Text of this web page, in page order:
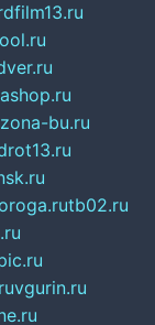
bu.ru
tb02.ru
vgurin.ru